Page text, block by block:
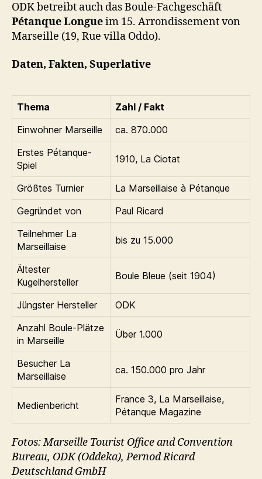
ODK betreibt auch das Boule-Fachgeschäft
Pétanque Longueim 15. Arrondissement von
Marseille (19, Rue villa Oddo).
Daten, Fakten, Superlative
Thema
Zahl / Fakt
Einwohner Marseille
ca. 870.000
Erstes Pétanque-
Spiel
1910, La Ciotat
Größtes Turnier
La Marseillaise à Pétanque
Gegründet von
Paul Ricard
Teilnehmer La
Marseillaise
bis zu 15.000
Ältester
Kugelhersteller
Boule Bleue (seit 1904)
Jüngster Hersteller
ODK
Anzahl Boule-Plätze
in Marseille
Über 1.000
Besucher La
Marseillaise
ca. 150.000 pro Jahr
Medienbericht
France 3, La Marseillaise,
Pétanque Magazine
Fotos: Marseille Tourist Office and Convention
Bureau, ODK (Oddeka), Pernod Ricard
Deutschland GmbH